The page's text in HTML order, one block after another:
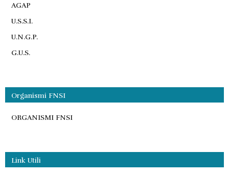
AGAP
U.S.S.I.
U.N.G.P.
G.U.S.
Organismi FNSI
ORGANISMI FNSI
Link Utili